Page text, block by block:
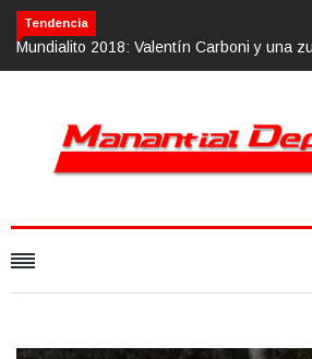
Tendencia
Calvario Race 2018, 10 de noviembre